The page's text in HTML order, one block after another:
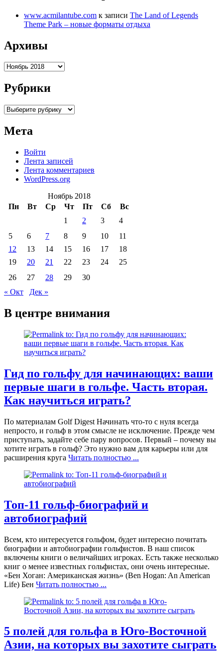
www.acmilantube.com к записи The Land of Legends
Theme Park – новые форматы отдыха
Архивы
Архивы
Рубрики
Рубрики
Мета
Войти
Лента записей
Лента комментариев
WordPress.org
Ноябрь 2018
Пн
Вт Ср Чт Пт Сб
Вс
1
2 3
4
5
6 7 8 9 10
11
12
13 14 15 16 17
18
19
20 21 22 23 24
25
26
27 28 29
30
« Окт
Дек »
В центре внимания
Гид по гольфу для начинающих: ваши
первые шаги в гольфе. Часть вторая.
Как научиться играть?
По материалам Golf Digest Начинать что-то с нуля всегда
непросто, и гольф в этом смысле не исключение. Прежде чем
приступать, задайте себе пару вопросов. Первый – почему вы
хотите играть в гольф? Это нужно вам для карьеры или для
расширения круга Читать полностью ...
Топ-11 гольф-биографий и
автобиографий
Всем, кто интересуется гольфом, будет интересно почитать
биографии и автобиографии гольфистов. В наш список
включены книги о величайших игроках. Есть также несколько
книг о менее известных гольфистах, они очень интересные.
«Бен Хоган: Американская жизнь» (Ben Hogan: An American
Life) Бен Читать полностью ...
5 полей для гольфа в Юго-Восточной
Азии, на которых вы захотите сыграть